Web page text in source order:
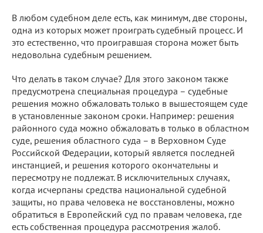
В любом судебном деле есть, как минимум, две стороны,
одна из которых может проиграть судебный процесс. И
это естественно, что проигравшая сторона может быть
недовольна судебным решением.
Что делать в таком случае? Для этого законом также
предусмотрена специальная процедура – судебные
решения можно обжаловать только в вышестоящем суде
в установленные законом сроки. Например: решения
районного суда можно обжаловать в только в областном
суде, решения областного суда – в Верховном Суде
Российской Федерации, который является последней
инстанцией, и решения которого окончательны и
пересмотру не подлежат. В исключительных случаях,
когда исчерпаны средства национальной судебной
защиты, но права человека не восстановлены, можно
обратиться в Европейский суд по правам человека, где
есть собственная процедура рассмотрения жалоб.